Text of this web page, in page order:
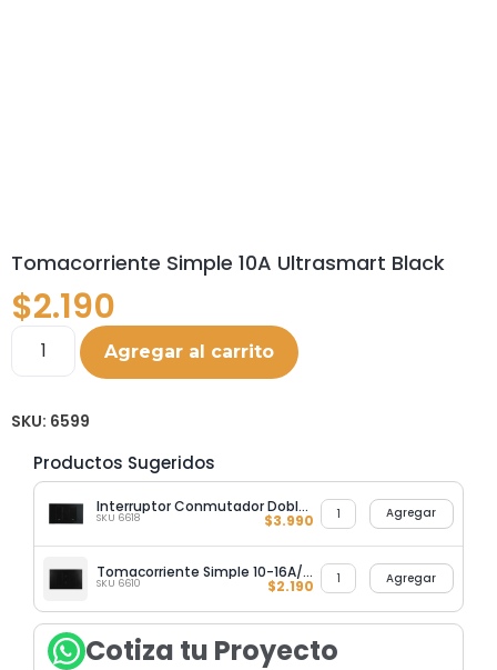
Tomacorriente Simple 10A Ultrasmart Black
$2.190
Agregar al carrito
SKU: 6599
Productos Sugeridos
Interruptor Conmutador Doble 9/24 Ultrasmart Black
SKU 6618 $3.990 Agregar
Tomacorriente Simple 10-16A/250V Ultrasmart Black
SKU 6610 $2.190 Agregar
Cotiza tu Proyecto